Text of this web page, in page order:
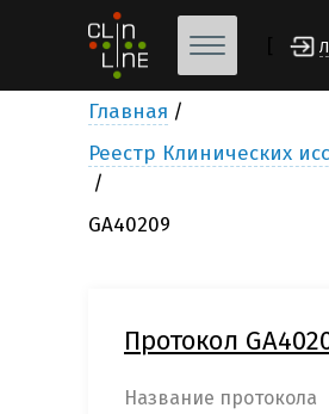
Главная
Реестр Клинических
GA40209
Протокол
Название протокола